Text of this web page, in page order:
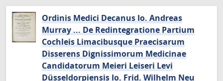
Ordinis Medici Decanus Io. Andreas
Murray ... De Redintegratione Partium
Cochleis Limacibusque Praecisarum
Disserens Dignissimorum Medicinae
Candidatorum Meieri Leiseri Levi
Düsseldorpiensis Io. Frid. Wilhelm Neu